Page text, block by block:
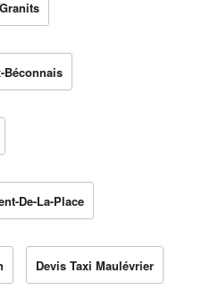
Béconnais
De-La-Place
Devis Taxi Maulévrier